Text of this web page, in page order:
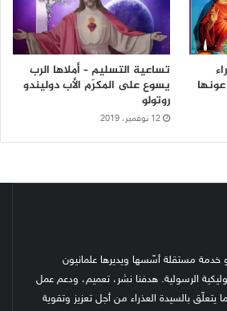
تساعية التسليم – أملاها الرب
يسوع على المكرّم الأب دوليندو
روتولو
12 نوفمبر، 2019
خدمة مستقلة أسّسها ويديرها علمانيون
الرسولية. هدفنا نشر، تعميم، ودعم عمل
بالسيدة العذراء من أجل تعزيز وتقوية